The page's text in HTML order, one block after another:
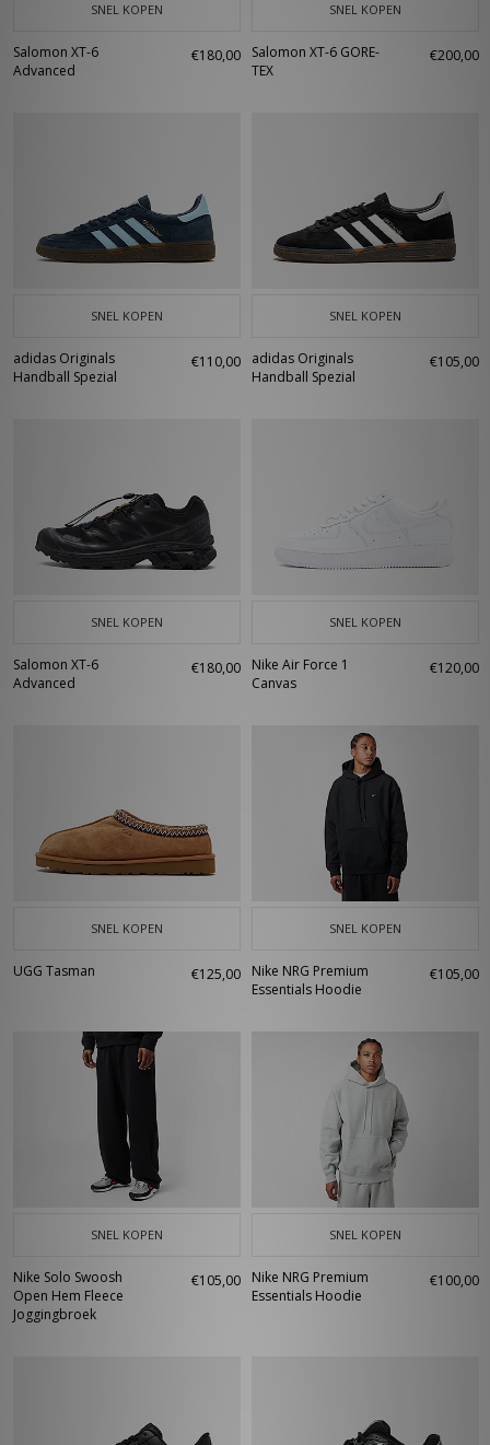
SNEL KOPEN
Salomon XT-6
Advanced
€180,00
SNEL KOPEN
Salomon XT-6 GORE-
TEX
€200,00
SNEL KOPEN
adidas Originals
Handball Spezial
€110,00
SNEL KOPEN
adidas Originals
Handball Spezial
€105,00
SNEL KOPEN
Salomon XT-6
Advanced
€180,00
SNEL KOPEN
Nike Air Force 1
Canvas
€120,00
SNEL KOPEN
UGG Tasman €125,00
SNEL KOPEN
Nike NRG Premium
Essentials Hoodie
€105,00
SNEL KOPEN
Nike Solo Swoosh
Open Hem Fleece
Joggingbroek
€105,00
SNEL KOPEN
Nike NRG Premium
Essentials Hoodie
€100,00